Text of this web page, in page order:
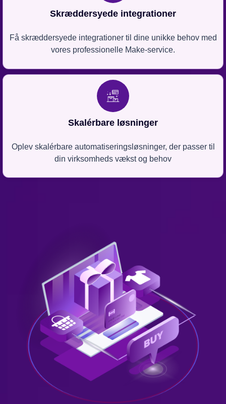
Skræddersyede integrationer
Få skræddersyede integrationer til dine unikke behov med
vores professionelle Make-service.
Skalérbare løsninger
Oplev skalérbare automatiseringsløsninger, der passer til
din virksomheds vækst og behov